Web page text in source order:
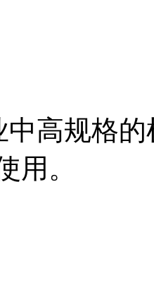
中高规格
用。